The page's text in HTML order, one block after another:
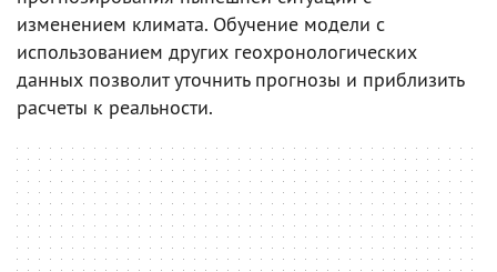
изменением климата. Обучение модели с
использованием других геохронологических
данных позволит уточнить прогнозы и приблизить
расчеты к реальности.